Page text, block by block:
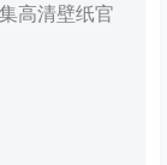
高清壁纸官